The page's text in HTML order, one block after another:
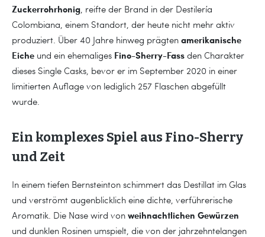
Zuckerrohrhonig , reifte der Brand in der Destilería
Colombiana, einem Standort, der heute nicht mehr aktiv
produziert. Über 40 Jahre hinweg prägten amerikanische
Eiche und ein ehemaliges Fino-Sherry-Fass den Charakter
dieses Single Casks, bevor er im September 2020 in einer
limitierten Auflage von lediglich 257 Flaschen abgefüllt
wurde.
Ein komplexes Spiel aus Fino-Sherry
und Zeit
In einem tiefen Bernsteinton schimmert das Destillat im Glas
und verströmt augenblicklich eine dichte, verführerische
Aromatik. Die Nase wird von weihnachtlichen Gewürzen
und dunklen Rosinen umspielt, die von der jahrzehntelangen